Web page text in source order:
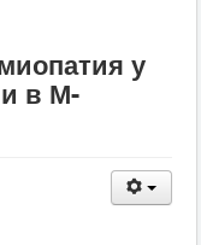
у
в М-